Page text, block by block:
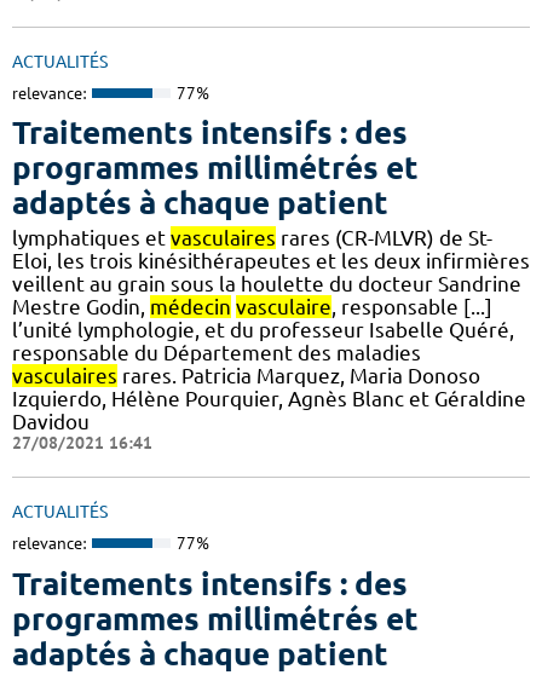
ACTUALITÉS
relevance: 77%
Traitements intensifs : des
programmes millimétrés et
adaptés à chaque patient
lymphatiques et vasculaires rares (CR-MLVR) de St-
Eloi, les trois kinésithérapeutes et les deux infirmières
veillent au grain sous la houlette du docteur Sandrine
Mestre Godin, médecin vasculaire, responsable [...]
l’unité lymphologie, et du professeur Isabelle Quéré,
responsable du Département des maladies
vasculaires rares. Patricia Marquez, Maria Donoso
Izquierdo, Hélène Pourquier, Agnès Blanc et Géraldine
Davidou
27/08/2021 16:41
ACTUALITÉS
relevance: 77%
Traitements intensifs : des
programmes millimétrés et
adaptés à chaque patient